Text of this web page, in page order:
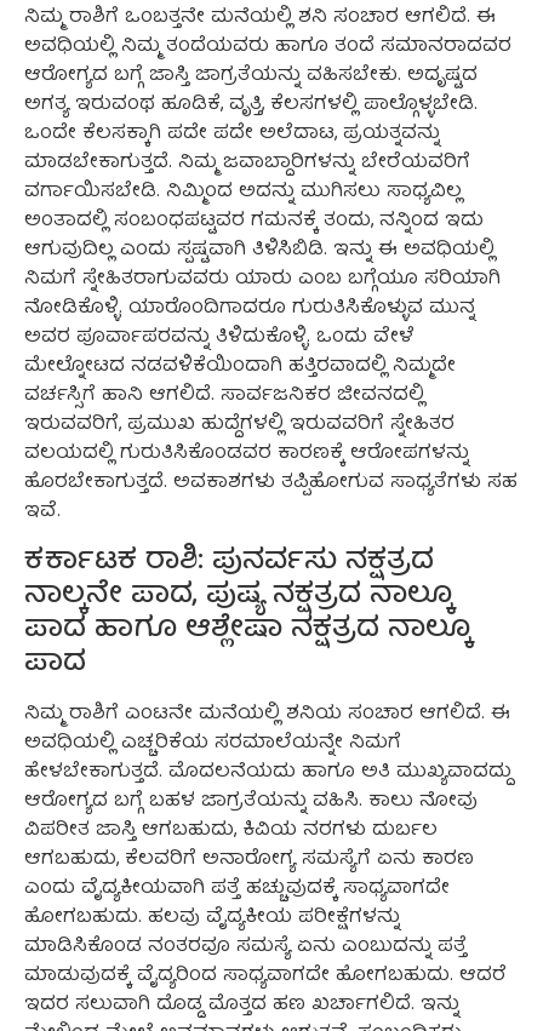
ನಿಮ್ಮ ರಾಶಿಗೆ ಒಂಬತ್ತನೇ ಮನೆಯಲ್ಲಿ ಶನಿ ಸಂಚಾರ ಆಗಲಿದೆ. ಈ
ಅವಧಿಯಲ್ಲಿ ನಿಮ್ಮ ತಂದೆಯವರು ಹಾಗೂ ತಂದೆ ಸಮಾನರಾದವರ
ಆರೋಗ್ಯದ ಬಗ್ಗೆ ಜಾಸ್ತಿ ಜಾಗ್ರತೆಯನ್ನು ವಹಿಸಬೇಕು. ಅದೃಷ್ಟದ
ಅಗತ್ಯ ಇರುವಂಥ ಹೂಡಿಕೆ, ವೃತ್ತಿ, ಕೆಲಸಗಳಲ್ಲಿ ಪಾಲ್ಗೊಳ್ಳಬೇಡಿ.
ಒಂದೇ ಕೆಲಸಕ್ಕಾಗಿ ಪದೇ ಪದೇ ಅಲೆದಾಟ, ಪ್ರಯತ್ನವನ್ನು
ಮಾಡಬೇಕಾಗುತ್ತದೆ. ನಿಮ್ಮ ಜವಾಬ್ದಾರಿಗಳನ್ನು ಬೇರೆಯವರಿಗೆ
ವರ್ಗಾಯಿಸಬೇಡಿ. ನಿಮ್ಮಿಂದ ಅದನ್ನು ಮುಗಿಸಲು ಸಾಧ್ಯವಿಲ್ಲ
ಅಂತಾದಲ್ಲಿ ಸಂಬಂಧಪಟ್ಟವರ ಗಮನಕ್ಕೆ ತಂದು, ನನ್ನಿಂದ ಇದು
ಆಗುವುದಿಲ್ಲ ಎಂದು ಸ್ಪಷ್ಟವಾಗಿ ತಿಳಿಸಿಬಿಡಿ. ಇನ್ನು ಈ ಅವಧಿಯಲ್ಲಿ
ನಿಮಗೆ ಸ್ನೇಹಿತರಾಗುವವರು ಯಾರು ಎಂಬ ಬಗ್ಗೆಯೂ ಸರಿಯಾಗಿ
ನೋಡಿಕೊಳ್ಳಿ. ಯಾರೊಂದಿಗಾದರೂ ಗುರುತಿಸಿಕೊಳ್ಳುವ ಮುನ್ನ
ಅವರ ಪೂರ್ವಾಪರವನ್ನು ತಿಳಿದುಕೊಳ್ಳಿ. ಒಂದು ವೇಳೆ
ಮೇಲ್ನೋಟದ ನಡವಳಿಕೆಯಿಂದಾಗಿ ಹತ್ತಿರವಾದಲ್ಲಿ ನಿಮ್ಮದೇ
ವರ್ಚಸ್ಸಿಗೆ ಹಾನಿ ಆಗಲಿದೆ. ಸಾರ್ವಜನಿಕರ ಜೀವನದಲ್ಲಿ
ಇರುವವರಿಗೆ, ಪ್ರಮುಖ ಹುದ್ದೆಗಳಲ್ಲಿ ಇರುವವರಿಗೆ ಸ್ನೇಹಿತರ
ವಲಯದಲ್ಲಿ ಗುರುತಿಸಿಕೊಂಡವರ ಕಾರಣಕ್ಕೆ ಆರೋಪಗಳನ್ನು
ಹೊರಬೇಕಾಗುತ್ತದೆ. ಅವಕಾಶಗಳು ತಪ್ಪಿಹೋಗುವ ಸಾಧ್ಯತೆಗಳು ಸಹ
ಇವೆ.
ಕರ್ಕಾಟಕ ರಾಶಿ: ಪುನರ್ವಸು ನಕ್ಷತ್ರದ
ನಾಲ್ಕನೇ ಪಾದ, ಪುಷ್ಯ ನಕ್ಷತ್ರದ ನಾಲ್ಕೂ
ಪಾದ ಹಾಗೂ ಆಶ್ಲೇಷಾ ನಕ್ಷತ್ರದ ನಾಲ್ಕೂ
ಪಾದ
ನಿಮ್ಮ ರಾಶಿಗೆ ಎಂಟನೇ ಮನೆಯಲ್ಲಿ ಶನಿಯ ಸಂಚಾರ ಆಗಲಿದೆ. ಈ
ಅವಧಿಯಲ್ಲಿ ಎಚ್ಚರಿಕೆಯ ಸರಮಾಲೆಯನ್ನೇ ನಿಮಗೆ
ಹೇಳಬೇಕಾಗುತ್ತದೆ. ಮೊದಲನೆಯದು ಹಾಗೂ ಅತಿ ಮುಖ್ಯವಾದದ್ದು
ಆರೋಗ್ಯದ ಬಗ್ಗೆ ಬಹಳ ಜಾಗ್ರತೆಯನ್ನು ವಹಿಸಿ. ಕಾಲು ನೋವು
ವಿಪರೀತ ಜಾಸ್ತಿ ಆಗಬಹುದು, ಕಿವಿಯ ನರಗಳು ದುರ್ಬಲ
ಆಗಬಹುದು, ಕೆಲವರಿಗೆ ಅನಾರೋಗ್ಯ ಸಮಸ್ಯೆಗೆ ಏನು ಕಾರಣ
ಎಂದು ವೈದ್ಯಕೀಯವಾಗಿ ಪತ್ತೆ ಹಚ್ಚುವುದಕ್ಕೆ ಸಾಧ್ಯವಾಗದೇ
ಹೋಗಬಹುದು. ಹಲವು ವೈದ್ಯಕೀಯ ಪರೀಕ್ಷೆಗಳನ್ನು
ಮಾಡಿಸಿಕೊಂಡ ನಂತರವೂ ಸಮಸ್ಯೆ ಏನು ಎಂಬುದನ್ನು ಪತ್ತೆ
ಮಾಡುವುದಕ್ಕೆ ವೈದ್ಯರಿಂದ ಸಾಧ್ಯವಾಗದೇ ಹೋಗಬಹುದು. ಆದರೆ
ಇದರ ಸಲುವಾಗಿ ದೊಡ್ಡ ಮೊತ್ತದ ಹಣ ಖರ್ಚಾಗಲಿದೆ. ಇನ್ನು